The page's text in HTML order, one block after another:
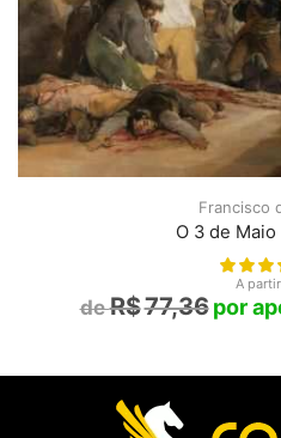
Francisco
O 3 de
A
R$77,36